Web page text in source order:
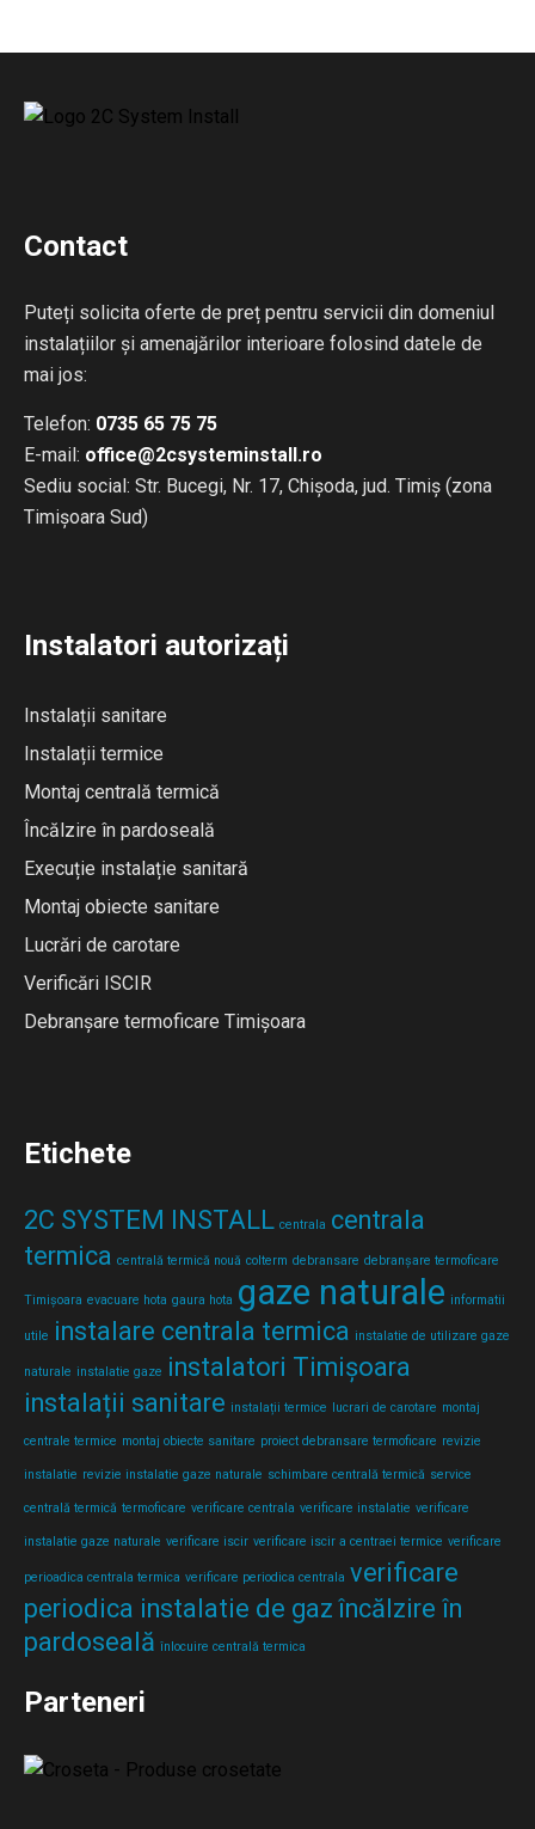
Contact
Puteți solicita oferte de preț pentru servicii din domeniul
instalațiilor și amenajărilor interioare folosind datele de
mai jos:
Telefon: 0735 65 75 75
E-mail: office@2csysteminstall.ro
Sediu social: Str. Bucegi, Nr. 17, Chișoda, jud. Timiș (zona
Timișoara Sud)
Instalatori autorizați
Instalații sanitare
Instalații termice
Montaj centrală termică
Încălzire în pardoseală
Execuție instalație sanitară
Montaj obiecte sanitare
Lucrări de carotare
Verificări ISCIR
Debranșare termoficare Timișoara
Etichete
2C SYSTEM INSTALL centrala centrala
termica centrală termică nouă colterm debransare debranșare termoficare
Timișoara evacuare hota gaura hota gaze naturale informatii
utile instalare centrala termica instalatie de utilizare gaze
naturale instalatie gaze instalatori Timișoara
instalații sanitare instalații termice lucrari de carotare montaj
centrale termice montaj obiecte sanitare proiect debransare termoficare revizie
instalatie revizie instalatie gaze naturale schimbare centrală termică service
centrală termică termoficare verificare centrala verificare instalatie verificare
instalatie gaze naturale verificare iscir verificare iscir a centraei termice verificare
perioadica centrala termica verificare periodica centrala verificare
periodica instalatie de gaz încălzire în
pardoseală înlocuire centrală termica
Parteneri